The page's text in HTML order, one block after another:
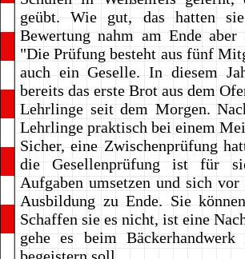
geübt. Wie gut, das hatten
Bewertung nahm am Ende
"Die Prüfung besteht aus fünf
auch ein Geselle. In diesem
bereits das erste Brot aus dem
Lehrlinge seit dem Morgen.
Lehrlinge praktisch bei einem
Sicher, eine Zwischenprüfung
die Gesellenprüfung ist für
Aufgaben umsetzen und sich
Ausbildung zu Ende. Sie
Schaffen sie es nicht, ist eine
gehe es beim